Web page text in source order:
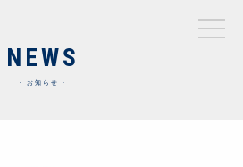
NEWS
お知らせ